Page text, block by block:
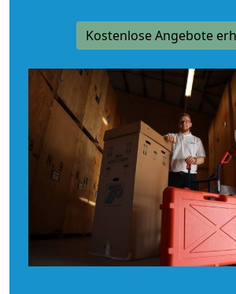
Kostenlose Angebote